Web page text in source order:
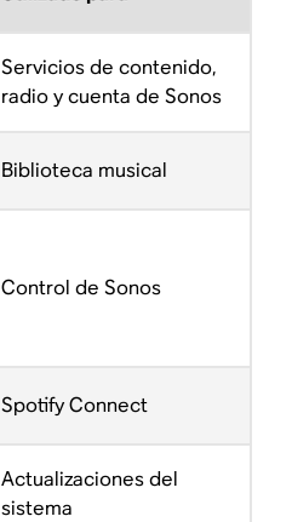
Servicios de contenido,
radio y cuenta de Sonos
Biblioteca musical
Control de Sonos
Spotify Connect
Actualizaciones del
sistema